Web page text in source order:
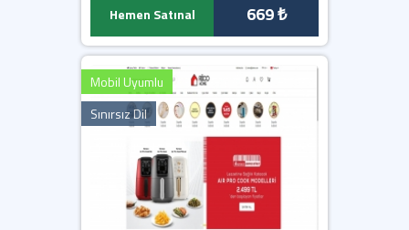
Hemen Satınal 669 ₺
Mobil Uyumlu
Sınırsız Dil